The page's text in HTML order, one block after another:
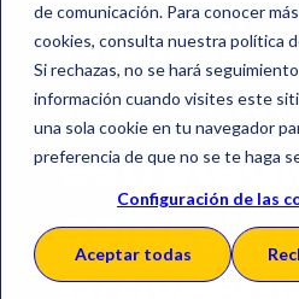
de comunicación. Para conocer
cookies, consulta nuestra política
Si rechazas, no se hará
información cuando visites este
una sola cookie en tu navegador
preferencia de que no se te haga
Configuración de las
Aceptar todas
del